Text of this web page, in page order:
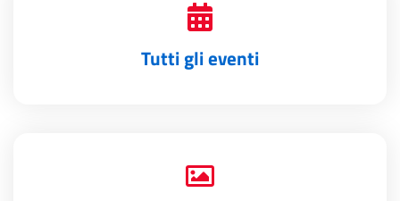
Tutti gli eventi